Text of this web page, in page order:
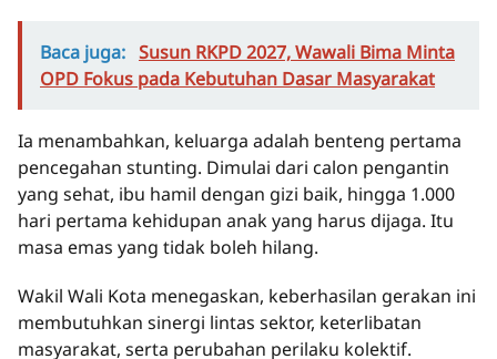
Baca juga: Susun RKPD 2027, Wawali Bima Minta
OPD Fokus pada Kebutuhan Dasar Masyarakat
Ia menambahkan, keluarga adalah benteng pertama
pencegahan stunting. Dimulai dari calon pengantin
yang sehat, ibu hamil dengan gizi baik, hingga 1.000
hari pertama kehidupan anak yang harus dijaga. Itu
masa emas yang tidak boleh hilang.
Wakil Wali Kota menegaskan, keberhasilan gerakan ini
membutuhkan sinergi lintas sektor, keterlibatan
masyarakat, serta perubahan perilaku kolektif.